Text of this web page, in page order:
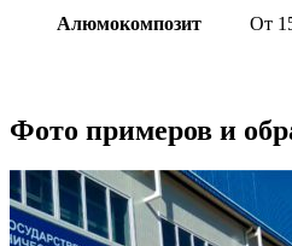
Алюмокомпозит
От
Фото примеров и